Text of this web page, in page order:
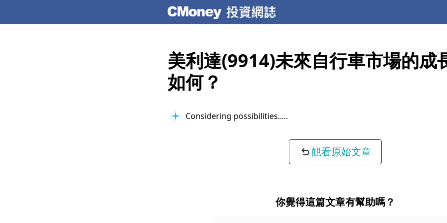
美利達(9914)未來自行車市場的成
如何？
Considering possibilities...
觀看原始文章
你覺得這篇文章有幫助嗎？